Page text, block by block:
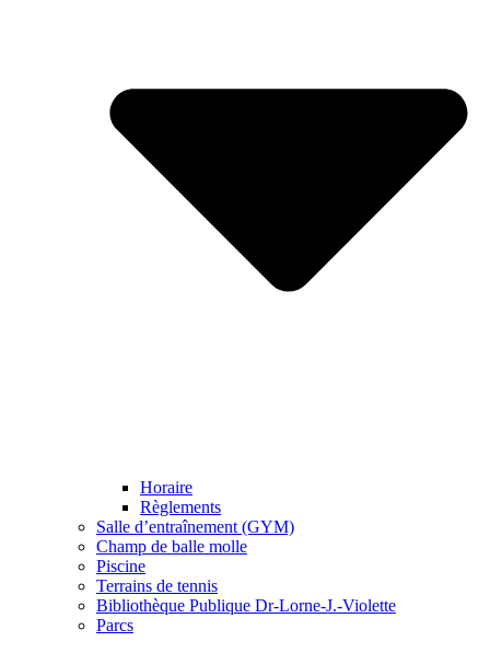
Horaire
Règlements
Salle d’entraînement (GYM)
Champ de balle molle
Piscine
Terrains de tennis
Bibliothèque Publique Dr-Lorne-J.-Violette
Parcs